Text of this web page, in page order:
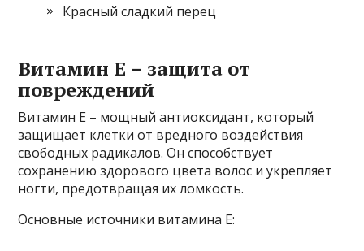
Красный сладкий перец
Витамин Е – защита от
повреждений
Витамин Е – мощный антиоксидант, который
защищает клетки от вредного воздействия
свободных радикалов. Он способствует
сохранению здорового цвета волос и укрепляет
ногти, предотвращая их ломкость.
Основные источники витамина Е: